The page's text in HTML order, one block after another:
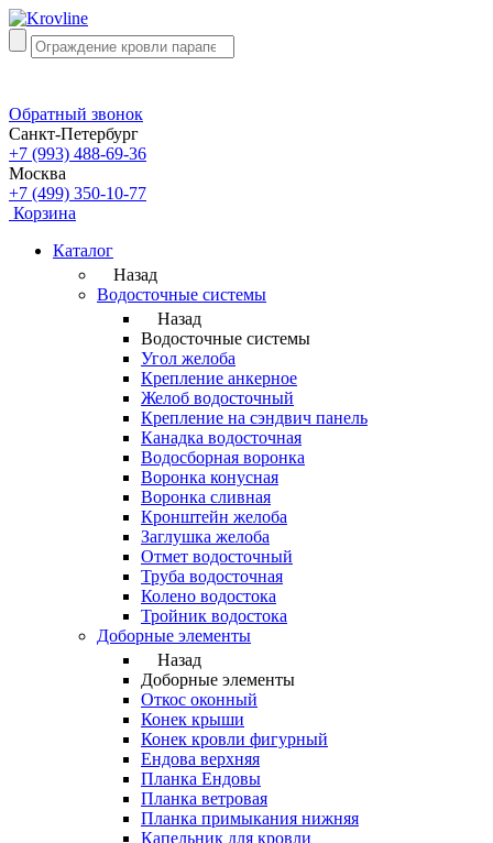
Обратный звонок
Санкт-Петербург
+7 (993) 488-69-36
Москва
+7 (499) 350-10-77
Корзина
Каталог
Назад
Водосточные системы
Назад
Водосточные системы
Угол желоба
Крепление анкерное
Желоб водосточный
Крепление на сэндвич панель
Канадка водосточная
Водосборная воронка
Воронка конусная
Воронка сливная
Кронштейн желоба
Заглушка желоба
Отмет водосточный
Труба водосточная
Колено водостока
Тройник водостока
Доборные элементы
Назад
Доборные элементы
Откос оконный
Конек крыши
Конек кровли фигурный
Ендова верхняя
Планка Ендовы
Планка ветровая
Планка примыкания нижняя
Капельник для кровли